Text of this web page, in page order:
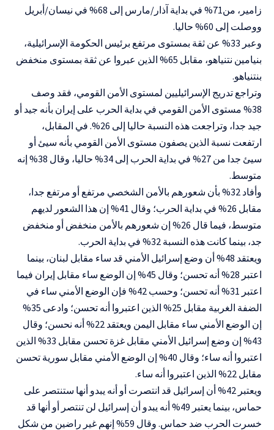
زامير، من71% في بداية آذار/مارس إلى 68% في نيسان/أبريل
ووصلت إلى 60% حاليا.
وعبر 33% عن ثقة بمستوى مرتفع برئيس الحكومة الإسرائيلية،
بنيامين نتنياهو، مقابل 65% الذين عبروا عن ثقة بمستوى منخفض
بنتنياهو.
وتراجع تدريج الإسرائيليين لمستوى الأمن القومي، فقد وصف
38% مستوى الأمن القومي في بداية الحرب على إيران بأنه جيد أو
جيد جدا، وتراجعت هذه النسبة حاليا إلى 26%. في المقابل،
ارتفعت نسبة الذين يصفون مستوى الأمن القومي بأنه سيئ أو
سيئ جدا من 27% في بداية الحرب إلى 34% حاليا، وقال 38% إنه
متوسط.
وأفاد 32% بأن شعورهم بالأمن الشخصي مرتفع أو مرتفع جدا،
مقابل 26% في بداية الحرب؛ وقال 41% إن هذا الشعور لديهم
متوسط، فيما قال 26% إن شعورهم بالأمن منخفض أو منخفض
جد، بينما كانت هذه النسبة 32% في بداية الحرب.
ويعتقد 48% أن وضع إسرائيل الأمني قد ساء مقابل لبنان، بينما
اعتبر 28% أنه تحسن؛ وقال 45% إن الوضع ساء مقابل إيران فيما
اعتبر 31% أنه تحسن؛ وحسب 42% فإن الوضع الأمني ساء في
الضفة الغربية مقابل 25% الذين اعتبروا أنه تحسن؛ وادعى 35%
إن الوضع الأمني ساء مقابل اليمن ويعتقد 22% أنه نحسن؛ وقال
43% إن وضع إسرائيل الأمني مقابل غزة تحسن مقابل 33% الذين
اعتبروا أنه ساء؛ وقال 40% إن الوضع الأمني مقابل سورية تحسن
مقابل 22% الذين اعتبروا أنه ساء.
ويعتبر 42% أن إسرائيل قد انتصرت أو أنه يبدو أنها ستنتصر على
حماس، بينما يعتبر 49% أنه يبدو أن إسرائيل لن تنتصر أو أنها قد
خسرت الحرب ضد حماس. وقال 59% إنهم غير راضين من شكل